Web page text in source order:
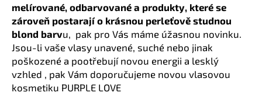
melírované, odbarvované a produkty, které se
zároveň postarají o krásnou perleťově studnou
blond barvu , pak pro Vás máme úžasnou novinku.
Jsou-li vaše vlasy unavené, suché nebo jinak
poškozené a pootřebují novou energii a lesklý
vzhled , pak Vám doporučujeme novou vlasovou
kosmetiku PURPLE LOVE
HLEDAT
D
o
p